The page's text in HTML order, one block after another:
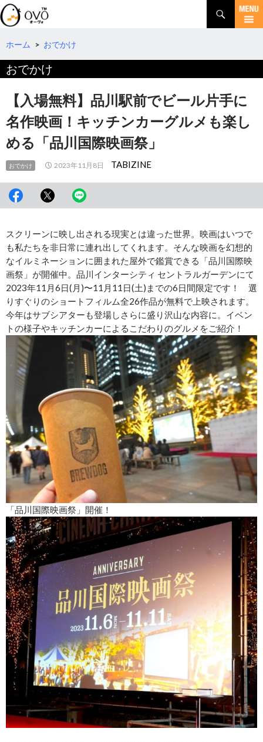
検
索
コ
テ
ツ
へ
ホーム > おでかけ
おでかけ
【入場無料】品川駅前でビール片手に
名作映画！キッチンカーグルメも楽し
める「品川国際映画祭」
おでかけ 2023年11月8日 TABIZINE
スクリーンに映し出される現実とは違った世界。映画はいつで
も私たちを非日常に連れ出してくれます。そんな映画を幻想的
なイルミネーションに囲まれた屋外で鑑賞できる「品川国際映
画祭」が開催中。品川インターシティ セントラルガーデンにて
2023年11月6日(月)〜11月11日(土)までの6日間限定です！ 選
りすぐりのショートフィルム全26作品が無料で上映されます。
今年はサブシアターも登場しさらに盛り沢山な内容に。イベン
トの様子やキッチンカーによるこだわりのグルメをご紹介！
「品川国際映画祭」開催！